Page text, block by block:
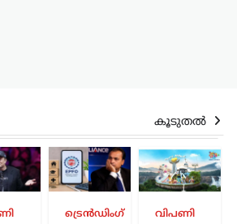
കൂടുതൽ
ട്രെൻഡിംഗ്
വിപണി